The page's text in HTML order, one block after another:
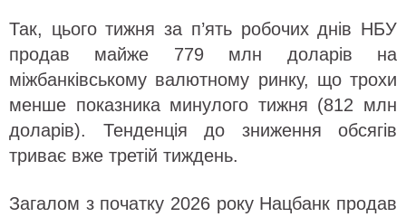
Так, цього тижня за п’ять робочих днів НБУ
продав майже 779 млн доларів на
міжбанківському валютному ринку, що трохи
менше показника минулого тижня (812 млн
доларів). Тенденція до зниження обсягів
триває вже третій тиждень.
Загалом з початку 2026 року Нацбанк продав